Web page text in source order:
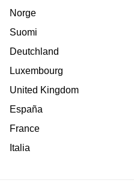
Norge
Suomi
Deutchland
Luxembourg
United Kingdom
España
France
Italia